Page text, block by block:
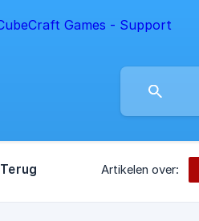
Terug Artikelen over: